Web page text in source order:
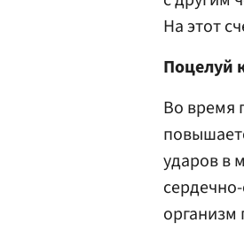
На этот
Поцелуй
Во время
ударов в
организм